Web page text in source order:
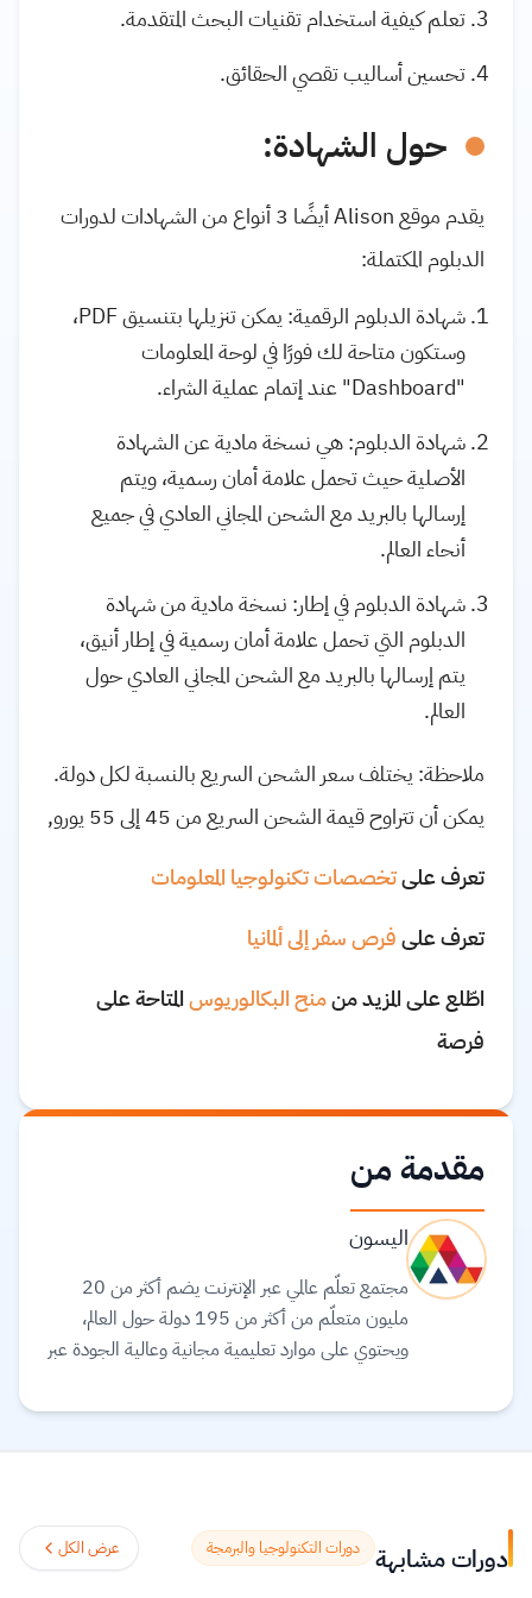
تعلم كيفية استخدام تقنيات البحث المتقدمة.
تحسين أساليب تقصي الحقائق.
حول الشهادة:
يقدم موقع Alison أيضًا 3 أنواع من الشهادات لدورات
الدبلوم المكتملة:
شهادة الدبلوم الرقمية: يمكن تنزيلها بتنسيق PDF،
وستكون متاحة لك فورًا في لوحة المعلومات
"Dashboard" عند إتمام عملية الشراء.
شهادة الدبلوم: هي نسخة مادية عن الشهادة
الأصلية حيث تحمل علامة أمان رسمية، ويتم
إرسالها بالبريد مع الشحن المجاني العادي في جميع
أنحاء العالم.
شهادة الدبلوم في إطار: نسخة مادية من شهادة
الدبلوم التي تحمل علامة أمان رسمية في إطار أنيق،
يتم إرسالها بالبريد مع الشحن المجاني العادي حول
العالم.
ملاحظة: يختلف سعر الشحن السريع بالنسبة لكل دولة.
يمكن أن تتراوح قيمة الشحن السريع من 45 إلى 55 يورو,
تعرف علىتخصصات تكنولوجيا المعلومات
تعرف علىفرص سفر إلى ألمانيا
اطّلع على المزيد منمنح البكالوريوسالمتاحة على
فرصة
مقدمة من
اليسون
مجتمع تعلّم عالمي عبر الإنترنت يضم أكثر من 20
مليون متعلّم من أكثر من 195 دولة حول العالم،
ويحتوي على موارد تعليمية مجانية وعالية الجودة عبر
ومعتمدة لسوق العمل. وهم ملتزمون بتحقيق
تحقيق الإمكانات الكاملة.اقرأ المزيد.
دورات مشابهة دورات التكنولوجيا والبرمجة عرض الكل